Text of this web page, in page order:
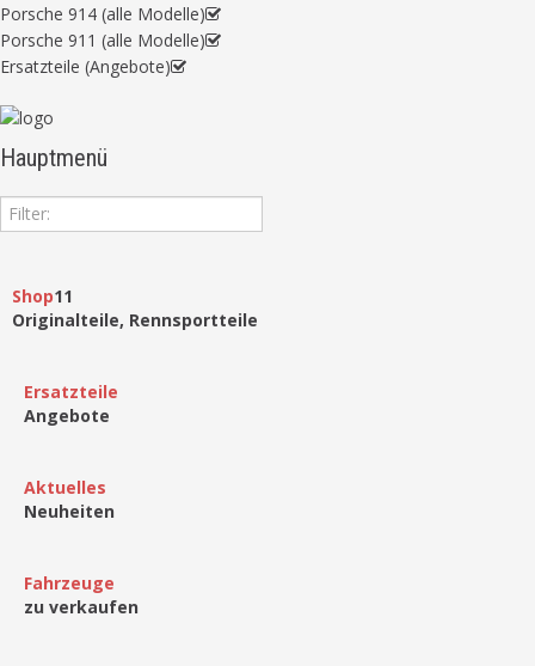
Porsche 914 (alle Modelle)
Porsche 911 (alle Modelle)
Ersatzteile (Angebote)
Hauptmenü
Shop11
Originalteile, Rennsportteile
Ersatzteile
Angebote
Aktuelles
Neuheiten
Fahrzeuge
zu verkaufen